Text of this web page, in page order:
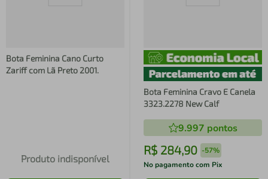
Bota Feminina Cano Curto
Zariff com Lã Preto 2001.
Produto indisponível
Bota Feminina Cravo E Canela
3323.2278 New Calf
9.997 pontos
R$ 284,90 -57%
No pagamento com Pix